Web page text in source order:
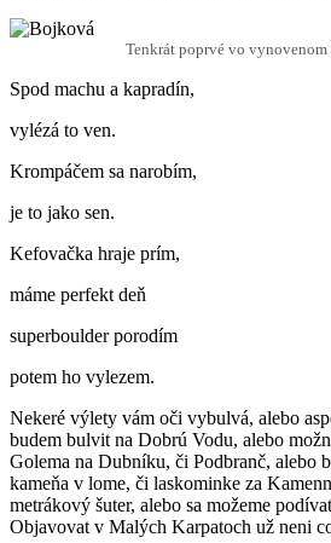
Tenkrát poprvé vo
Spod machu a kapradín,
vylézá to ven.
Krompáčem sa narobím,
je to jako sen.
Kefovačka hraje prím,
máme perfekt deň
superboulder porodím
potem ho vylezem.
Nekeré výlety vám oči vybulvá, alebo
budem bulvit na Dobrú Vodu, alebo
Golema na Dubníku, či Podbranč, alebo
kameňa v lome, či laskominke za
metrákový šuter, alebo sa možeme
Objavovat v Malých Karpatoch už neni